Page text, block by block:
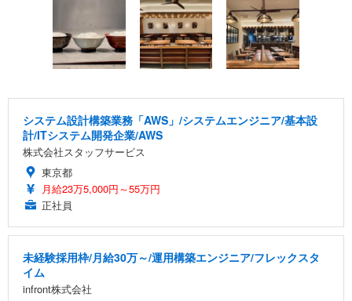
システム設計構築業務「AWS」/システムエンジニア/基本設
計/ITシステム開発企業/AWS
株式会社スタッフサービス
東京都
月給23万5,000円～55万円
正社員
未経験採用枠/月給30万～/運用構築エンジニア/フレックスタ
イム
infront株式会社